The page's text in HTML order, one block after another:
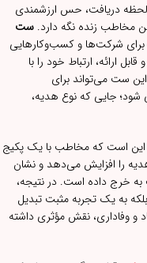
لحظه دریافت، حس ارزشمندی
مخاطب زنده نگه دارد. ست
برای شرکت‌ها و کسب‌وکارهایی
ارائه، ارتباط خود را با
ست می‌تواند برای
جایی که نوع هدیه،
است که مخاطب با یک پکیج
را افزایش می‌دهد و نشان
به خرج داده است. در نتیجه،
به یک تجربه مثبت تبدیل
و وفاداری، نقش مؤثری داشته